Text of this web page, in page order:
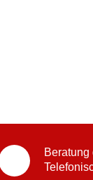
Beratung